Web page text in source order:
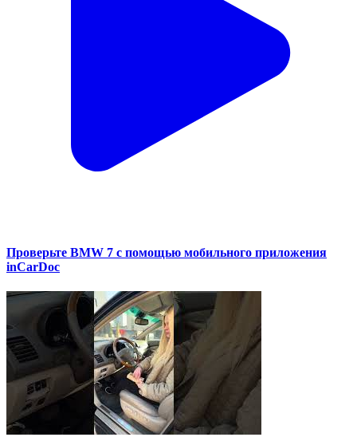
Проверьте BMW 7 с помощью мобильного приложения
inCarDoc